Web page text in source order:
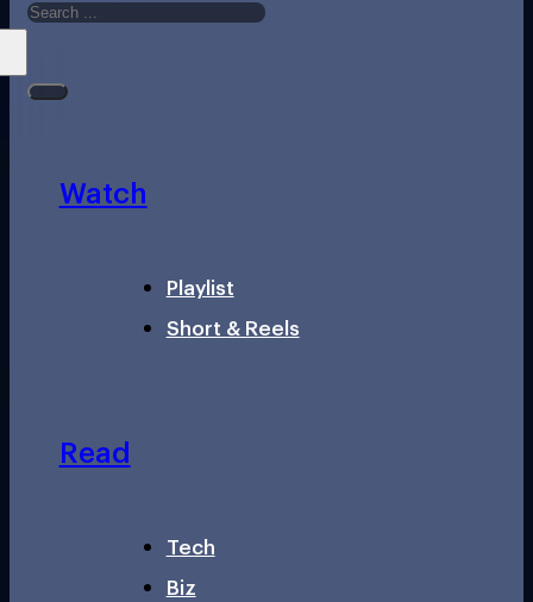
Watch
Playlist
Short & Reels
Read
Tech
Biz